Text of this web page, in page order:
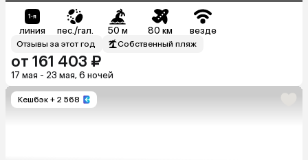
линия пес./гал. 50 м 80 км везде
Отзывы за этот год Собственный пляж
от 161 403 ₽
17 мая - 23 мая, 6 ночей
Кешбэк + 2 568